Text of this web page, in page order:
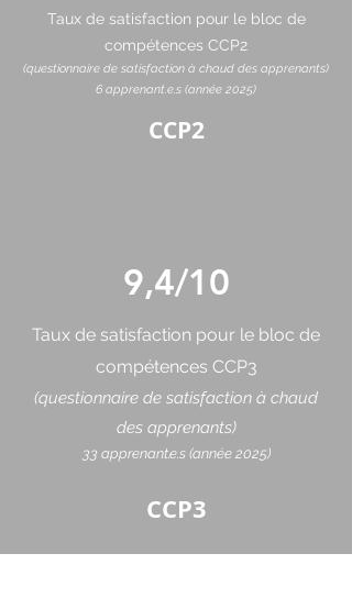
Taux de satisfaction pour le bloc de
compétences CCP2
(questionnaire de satisfaction à chaud des apprenants)
6 apprenant.e.s (année 2025)
CCP2
9,4/10
Taux de satisfaction pour le bloc de
compétences CCP3
(questionnaire de satisfaction à chaud
des apprenants)
33 apprenant.e.s (année 2025)
CCP3